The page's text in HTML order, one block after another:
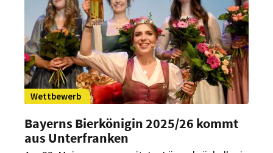
Wettbewerb
Bayerns Bierkönigin 2025/26 kommt
aus Unterfranken